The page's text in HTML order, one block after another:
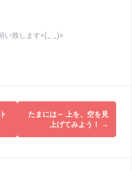
い致します<(_ _)>
たまには～ 上を、空を見
上げてみよう！
→